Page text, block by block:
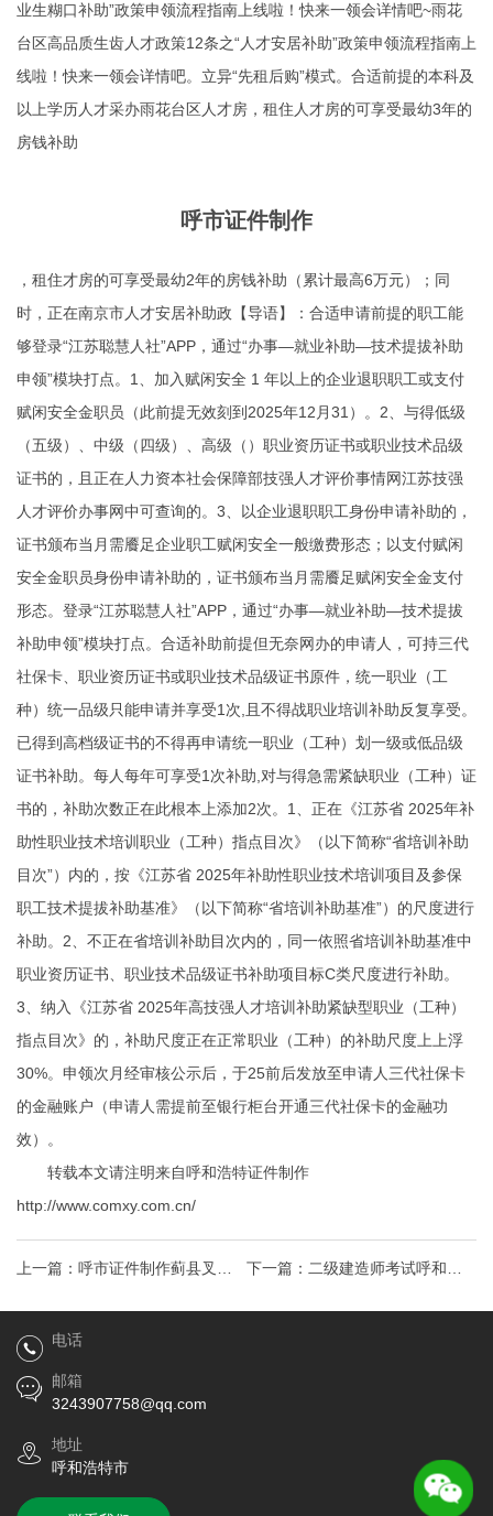
业生糊口补助”政策申领流程指南上线啦！快来一领会详情吧~雨花
台区高品质生齿人才政策12条之“人才安居补助”政策申领流程指南上
线啦！快来一领会详情吧。立异“先租后购”模式。合适前提的本科及
以上学历人才采办雨花台区人才房，租住人才房的可享受最幼3年的
房钱补助
呼市证件制作
，租住才房的可享受最幼2年的房钱补助（累计最高6万元）；同
时，正在南京市人才安居补助政【导语】：合适申请前提的职工能
够登录“江苏聪慧人社”APP，通过“办事—就业补助—技术提拔补助
申领”模块打点。1、加入赋闲安全 1 年以上的企业退职职工或支付
赋闲安全金职员（此前提无效刻到2025年12月31）。2、与得低级
（五级）、中级（四级）、高级（）职业资历证书或职业技术品级
证书的，且正在人力资本社会保障部技强人才评价事情网江苏技强
人才评价办事网中可查询的。3、以企业退职职工身份申请补助的，
证书颁布当月需餍足企业职工赋闲安全一般缴费形态；以支付赋闲
安全金职员身份申请补助的，证书颁布当月需餍足赋闲安全金支付
形态。登录“江苏聪慧人社”APP，通过“办事—就业补助—技术提拔
补助申领”模块打点。合适补助前提但无奈网办的申请人，可持三代
社保卡、职业资历证书或职业技术品级证书原件，统一职业（工
种）统一品级只能申请并享受1次,且不得战职业培训补助反复享受。
已得到高档级证书的不得再申请统一职业（工种）划一级或低品级
证书补助。每人每年可享受1次补助,对与得急需紧缺职业（工种）证
书的，补助次数正在此根本上添加2次。1、正在《江苏省 2025年补
助性职业技术培训职业（工种）指点目次》（以下简称“省培训补助
目次”）内的，按《江苏省 2025年补助性职业技术培训项目及参保
职工技术提拔补助基准》（以下简称“省培训补助基准”）的尺度进行
补助。2、不正在省培训补助目次内的，同一依照省培训补助基准中
职业资历证书、职业技术品级证书补助项目标C类尺度进行补助。
3、纳入《江苏省 2025年高技强人才培训补助紧缺型职业（工种）
指点目次》的，补助尺度正在正常职业（工种）的补助尺度上上浮
30%。申领次月经审核公示后，于25前后发放至申请人三代社保卡
的金融账户（申请人需提前至银行柜台开通三代社保卡的金融功
效）。
转载本文请注明来自呼和浩特证件制作
http://www.comxy.com.cn/
上一篇： 呼市证件制作蓟县叉车
证的办理和考试在哪里进行
下一篇： 二级建造师考试呼和浩
特制作证件
电话
邮箱
3243907758@qq.com
地址
呼和浩特市